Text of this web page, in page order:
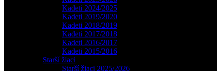
Kadeti 2024/2025
Kadeti 2019/2020
Kadeti 2018/2019
Kadeti 2017/2018
Kadeti 2016/2017
Kadeti 2015/2016
Starší žiaci
Starší žiaci 2025/2026